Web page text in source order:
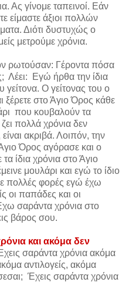
Ας γίνομε ταπεινοί. Εάν
είμαστε άξιοι πολλών
Διότι δυστυχώς ο
μετρούμε χρόνια.
ρωτούσαν: Γέροντα πόσα
Λέει: Εγώ ήρθα την ίδια
Ο γείτονας του ο
ξέρετε στο Άγιο Όρος κάθε
που κουβαλούν τα
πολλά χρόνια δεν
ακριβά. Λοιπόν, την
Όρος αγόρασε και ο
ίδια χρόνια στο Άγιο
μουλάρι και εγώ το ίδιο
πολλές φορές εγώ έχω
οι παπάδες και οι
σαράντα χρόνια στο
βάρος σου.
και ακόμα δεν
σαράντα χρόνια ακόμα
αντιλογείς, ακόμα
Έχεις σαράντα χρόνια